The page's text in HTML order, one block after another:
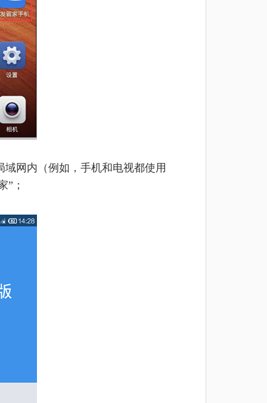
网内（例如，手机和电视都使用
”；